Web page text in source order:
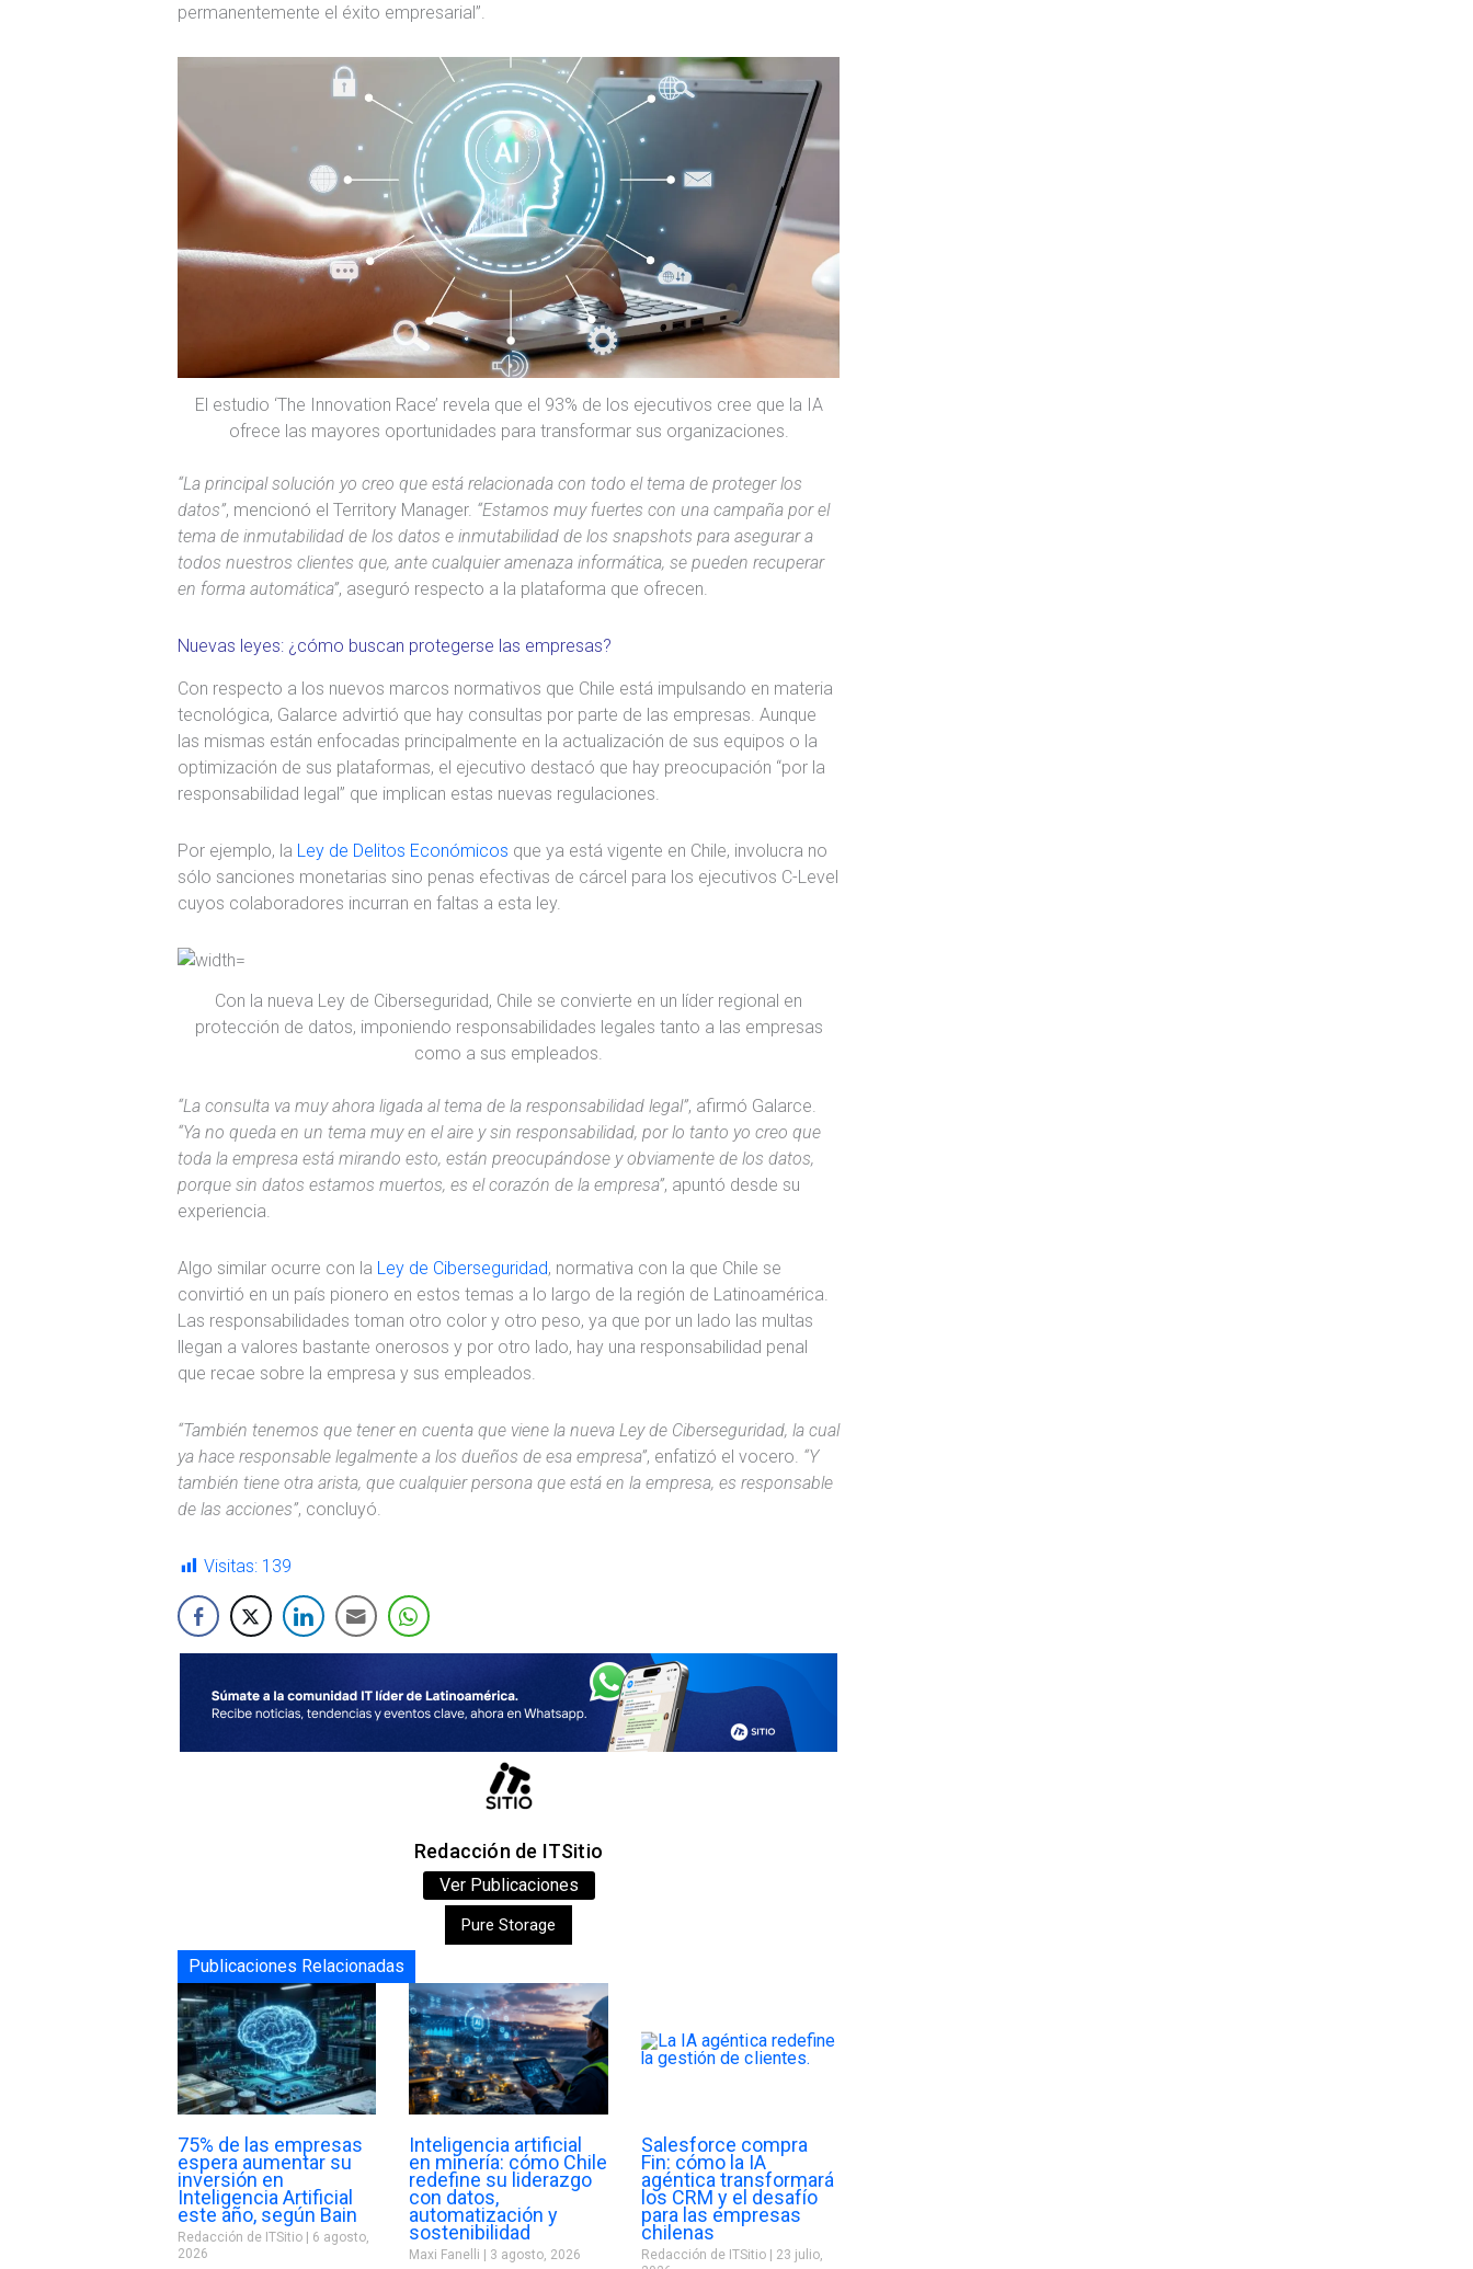
permanentemente el éxito empresarial”.
El estudio ‘The Innovation Race’ revela que el 93% de los ejecutivos cree que la IA
ofrece las mayores oportunidades para transformar sus organizaciones.
“La principal solución yo creo que está relacionada con todo el tema de proteger los
datos”, mencionó el Territory Manager. “Estamos muy fuertes con una campaña por el
tema de inmutabilidad de los datos e inmutabilidad de los snapshots para asegurar a
todos nuestros clientes que, ante cualquier amenaza informática, se pueden recuperar
en forma automática”, aseguró respecto a la plataforma que ofrecen.
Nuevas leyes: ¿cómo buscan protegerse las empresas?
Con respecto a los nuevos marcos normativos que Chile está impulsando en materia
tecnológica, Galarce advirtió que hay consultas por parte de las empresas. Aunque
las mismas están enfocadas principalmente en la actualización de sus equipos o la
optimización de sus plataformas, el ejecutivo destacó que hay preocupación “por la
responsabilidad legal” que implican estas nuevas regulaciones.
Por ejemplo, la Ley de Delitos Económicos que ya está vigente en Chile, involucra no
sólo sanciones monetarias sino penas efectivas de cárcel para los ejecutivos C-Level
cuyos colaboradores incurran en faltas a esta ley.
Con la nueva Ley de Ciberseguridad, Chile se convierte en un líder regional en
protección de datos, imponiendo responsabilidades legales tanto a las empresas
como a sus empleados.
“La consulta va muy ahora ligada al tema de la responsabilidad legal”, afirmó Galarce.
“Ya no queda en un tema muy en el aire y sin responsabilidad, por lo tanto yo creo que
toda la empresa está mirando esto, están preocupándose y obviamente de los datos,
porque sin datos estamos muertos, es el corazón de la empresa”, apuntó desde su
experiencia.
Algo similar ocurre con la Ley de Ciberseguridad, normativa con la que Chile se
convirtió en un país pionero en estos temas a lo largo de la región de Latinoamérica.
Las responsabilidades toman otro color y otro peso, ya que por un lado las multas
llegan a valores bastante onerosos y por otro lado, hay una responsabilidad penal
que recae sobre la empresa y sus empleados.
“También tenemos que tener en cuenta que viene la nueva Ley de Ciberseguridad, la cual
ya hace responsable legalmente a los dueños de esa empresa”, enfatizó el vocero. “Y
también tiene otra arista, que cualquier persona que está en la empresa, es responsable
de las acciones”, concluyó.
Visitas: 139
Redacción de ITSitio
Ver Publicaciones
Pure Storage
Publicaciones Relacionadas
75% de las empresas
espera aumentar su
inversión en
Inteligencia Artificial
este año, según Bain
Redacción de ITSitio
6 agosto,
2026
Inteligencia artificial
en minería: cómo Chile
redefine su liderazgo
con datos,
automatización y
sostenibilidad
Maxi Fanelli 3 agosto, 2026
Salesforce compra
Fin: cómo la IA
agéntica transformará
los CRM y el desafío
para las empresas
chilenas
Redacción de ITSitio
23 julio,